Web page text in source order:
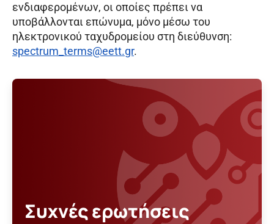
ενδιαφερομένων, οι οποίες πρέπει να
υποβάλλονται επώνυμα, μόνο μέσω του
ηλεκτρονικού ταχυδρομείου στη διεύθυνση:
spectrum_terms@eett.gr.
Συχνές ερωτήσεις